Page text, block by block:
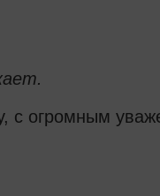
с огромным